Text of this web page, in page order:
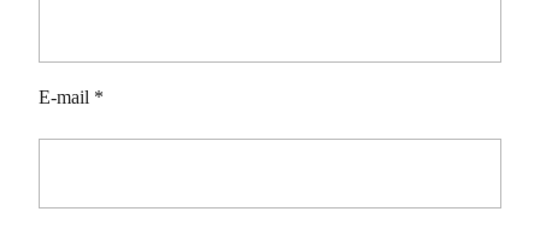
E-mail *